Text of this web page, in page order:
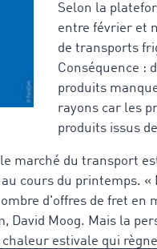
Selon la
entre février et
de transports
Conséquence :
produits
rayons car les
produits issus
marché du transport
cours du printemps. «
d'offres de fret en
David Moog. Mais la
estivale qui